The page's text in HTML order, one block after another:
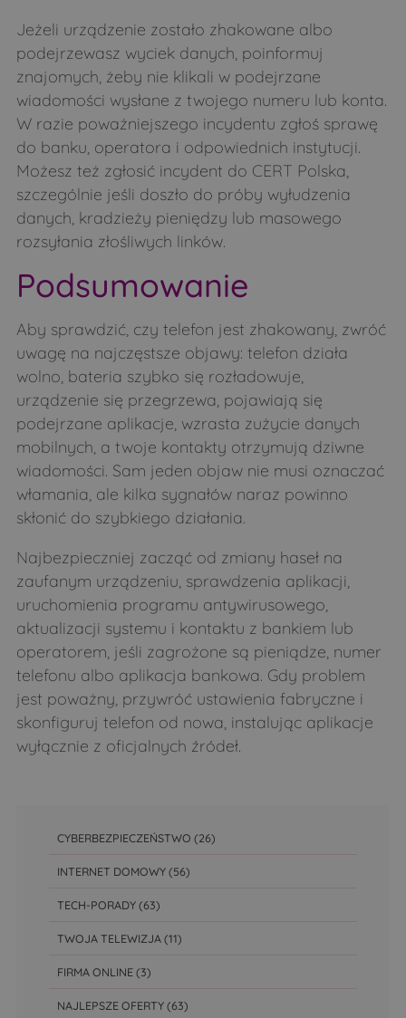
Jeżeli urządzenie zostało zhakowane albo
podejrzewasz wyciek danych, poinformuj
znajomych, żeby nie klikali w podejrzane
wiadomości wysłane z twojego numeru lub konta.
W razie poważniejszego incydentu zgłoś sprawę
do banku, operatora i odpowiednich instytucji.
Możesz też zgłosić incydent do CERT Polska,
szczególnie jeśli doszło do próby wyłudzenia
danych, kradzieży pieniędzy lub masowego
rozsyłania złośliwych linków.
Podsumowanie
Aby sprawdzić, czy telefon jest zhakowany, zwróć
uwagę na najczęstsze objawy: telefon działa
wolno, bateria szybko się rozładowuje,
urządzenie się przegrzewa, pojawiają się
podejrzane aplikacje, wzrasta zużycie danych
mobilnych, a twoje kontakty otrzymują dziwne
wiadomości. Sam jeden objaw nie musi oznaczać
włamania, ale kilka sygnałów naraz powinno
skłonić do szybkiego działania.
Najbezpieczniej zacząć od zmiany haseł na
zaufanym urządzeniu, sprawdzenia aplikacji,
uruchomienia programu antywirusowego,
aktualizacji systemu i kontaktu z bankiem lub
operatorem, jeśli zagrożone są pieniądze, numer
telefonu albo aplikacja bankowa. Gdy problem
jest poważny, przywróć ustawienia fabryczne i
skonfiguruj telefon od nowa, instalując aplikacje
wyłącznie z oficjalnych źródeł.
CYBERBEZPIECZEŃSTWO (26)
INTERNET DOMOWY(56)
TECH-PORADY(63)
TWOJA TELEWIZJA(11)
FIRMA ONLINE(3)
NAJLEPSZE OFERTY(63)